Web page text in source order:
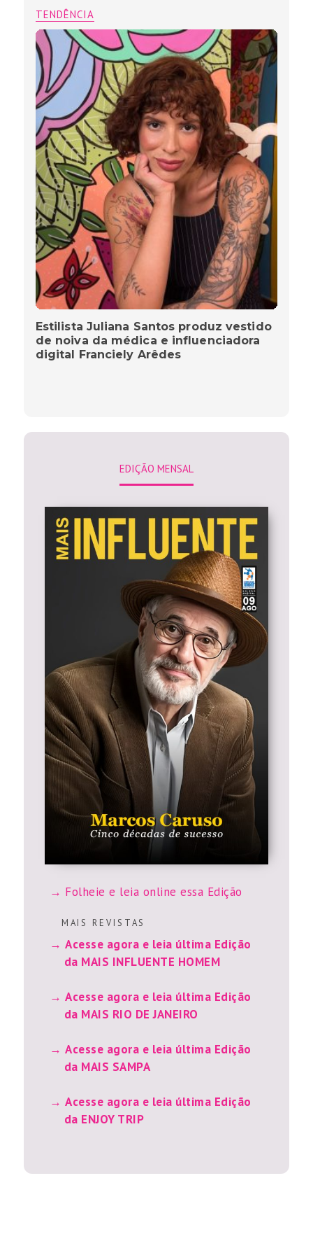
TENDÊNCIA
Estilista Juliana Santos produz vestido
de noiva da médica e influenciadora
digital Franciely Arêdes
EDIÇÃO MENSAL
Folheie e leia online essa Edição
M A I S R E V I S T A S
Acesse agora e leia última Edição
da MAIS INFLUENTE HOMEM
Acesse agora e leia última Edição
da MAIS RIO DE JANEIRO
Acesse agora e leia última Edição
da MAIS SAMPA
Acesse agora e leia última Edição
da ENJOY TRIP